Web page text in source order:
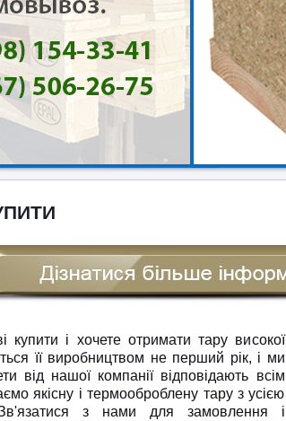
купити і хочете отримати тару високої
її виробництвом не перший рік, і ми
від нашої компанії відповідають всім
якісну і термооброблену тару з усією
Зв'язатися з нами для замовлення і